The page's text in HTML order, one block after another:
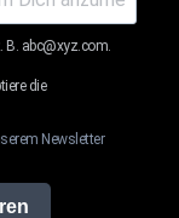
B. abc@xyz.com.
die
Newsletter